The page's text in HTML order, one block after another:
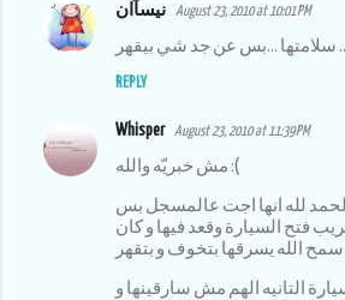
نيسآان August 23, 2010 at 10:01 PM
سلامتها ...بس عن جد شي بيقهر
REPLY
Whisper August 23, 2010 at 11:39 PM
مش خبريّه والله :(
الحمد لله انها اجت عالمسجل بس
فتح السيارة وقعد فيها و كان
الله يسرقها بتخوف و بتقهر
التانيه الهم مش سارقينها و